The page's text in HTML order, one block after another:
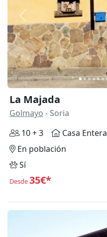
Anterior
La Majada
Golmayo - Soria
10 + 3
Casa Entera
En población
Sí
Desde35€*